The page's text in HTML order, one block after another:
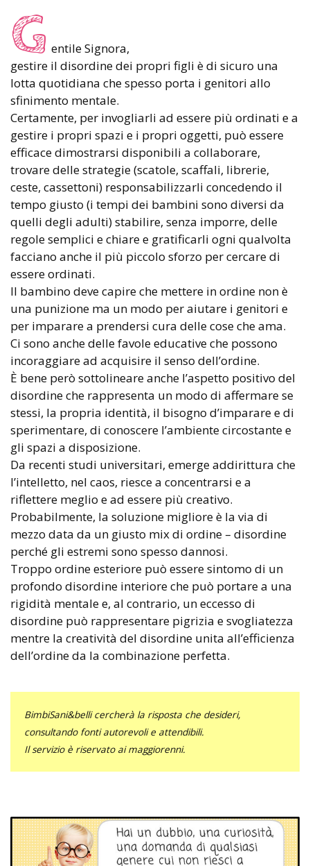
G entile Signora,
gestire il disordine dei propri figli è di sicuro una
lotta quotidiana che spesso porta i genitori allo
sfinimento mentale.
Certamente, per invogliarli ad essere più ordinati e a
gestire i propri spazi e i propri oggetti, può essere
efficace dimostrarsi disponibili a collaborare,
trovare delle strategie (scatole, scaffali, librerie,
ceste, cassettoni) responsabilizzarli concedendo il
tempo giusto (i tempi dei bambini sono diversi da
quelli degli adulti) stabilire, senza imporre, delle
regole semplici e chiare e gratificarli ogni qualvolta
facciano anche il più piccolo sforzo per cercare di
essere ordinati.
Il bambino deve capire che mettere in ordine non è
una punizione ma un modo per aiutare i genitori e
per imparare a prendersi cura delle cose che ama.
Ci sono anche delle favole educative che possono
incoraggiare ad acquisire il senso dell’ordine.
È bene però sottolineare anche l’aspetto positivo del
disordine che rappresenta un modo di affermare se
stessi, la propria identità, il bisogno d’imparare e di
sperimentare, di conoscere l’ambiente circostante e
gli spazi a disposizione.
Da recenti studi universitari, emerge addirittura che
l’intelletto, nel caos, riesce a concentrarsi e a
riflettere meglio e ad essere più creativo.
Probabilmente, la soluzione migliore è la via di
mezzo data da un giusto mix di ordine – disordine
perché gli estremi sono spesso dannosi.
Troppo ordine esteriore può essere sintomo di un
profondo disordine interiore che può portare a una
rigidità mentale e, al contrario, un eccesso di
disordine può rappresentare pigrizia e svogliatezza
mentre la creatività del disordine unita all’efficienza
dell’ordine da la combinazione perfetta.
BimbiSani&belli cercherà la risposta che desideri,
consultando fonti autorevoli e attendibili.
Il servizio è riservato ai maggiorenni.